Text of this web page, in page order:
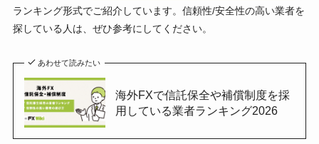
ランキング形式でご紹介しています。信頼性/安全性の高い業者を
探している人は、ぜひ参考にしてください。
あわせて読みたい
海外FXで信託保全や補償制度を採
用している業者ランキング2026